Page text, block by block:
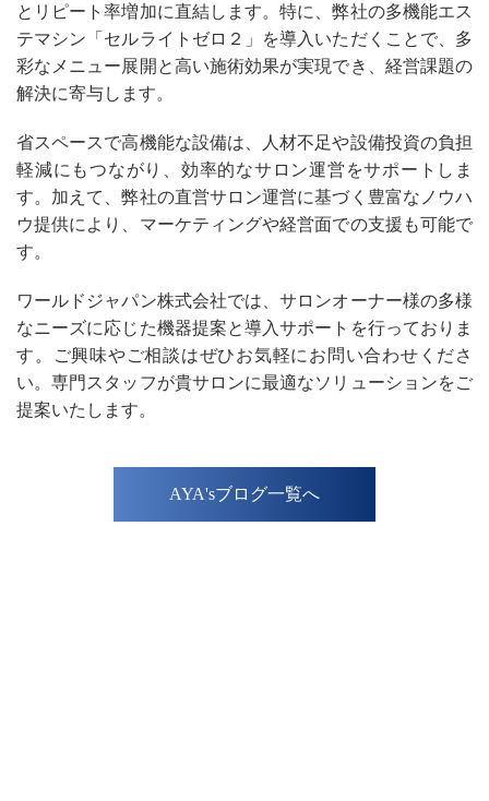
とリピート率増加に直結します。特に、弊社の多機能エス
テマシン「セルライトゼロ２」を導入いただくことで、多
彩なメニュー展開と高い施術効果が実現でき、経営課題の
解決に寄与します。
省スペースで高機能な設備は、人材不足や設備投資の負担
軽減にもつながり、効率的なサロン運営をサポートしま
す。加えて、弊社の直営サロン運営に基づく豊富なノウハ
ウ提供により、マーケティングや経営面での支援も可能で
す。
ワールドジャパン株式会社では、サロンオーナー様の多様
なニーズに応じた機器提案と導入サポートを行っておりま
す。ご興味やご相談はぜひお気軽にお問い合わせくださ
い。専門スタッフが貴サロンに最適なソリューションをご
提案いたします。
AYA'sブログ一覧へ